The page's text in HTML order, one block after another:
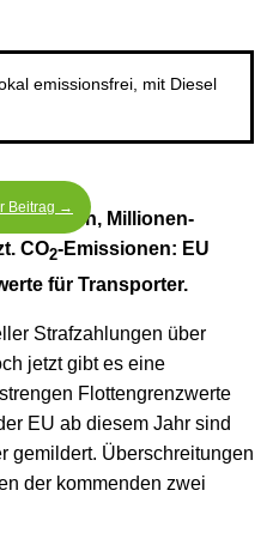
emissionsfrei, mit Diesel
Millionen-
CO2-Emissionen: EU
für Transporter.
Strafzahlungen über
jetzt gibt es eine
Flottengrenzwerte
EU ab diesem Jahr sind
gemildert. Überschreitungen
der kommenden zwei
Beitrag →